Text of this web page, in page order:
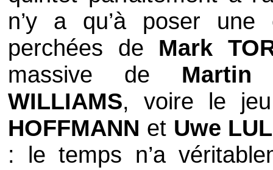
n’y a qu’à poser
perchées de Mark
massive de Martin
WILLIAMS, voire le
HOFFMANN et Uwe
: le temps n’a